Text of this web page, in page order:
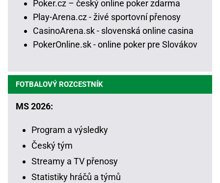
Poker.cz – český online poker zdarma
Play-Arena.cz - živé sportovní přenosy
CasinoArena.sk - slovenská online casina
PokerOnline.sk - online poker pre Slovákov
FOTBALOVÝ ROZCESTNÍK
MS 2026:
Program a výsledky
Český tým
Streamy a TV přenosy
Statistiky hráčů a týmů